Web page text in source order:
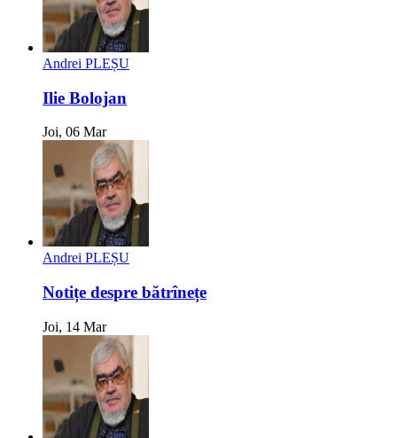
Andrei PLEȘU
Ilie Bolojan
Joi, 06 Mar
Andrei PLEȘU
Notițe despre bătrînețe
Joi, 14 Mar